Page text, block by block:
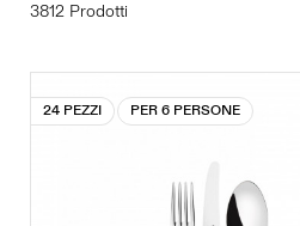
3812 Prodotti
24 PEZZI PER 6 PERSONE